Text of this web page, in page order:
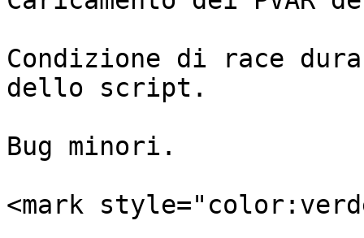
Condizione di race
dello script.
Bug minori.
<mark